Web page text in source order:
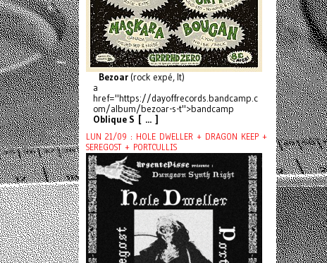
Bezoar (rock expé, It)
a
href="https://dayoffrecords.bandcamp.c
om/album/bezoar-s-t">bandcamp
Oblique S [ ... ]
LUN 21/09 : HOLE DWELLER + DRAGON KEEP +
SEREGOST + PORTCULLIS